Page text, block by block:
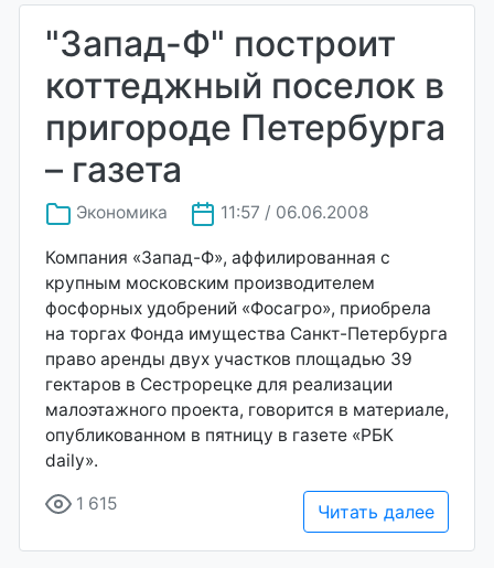
"Запад-Ф" построит
коттеджный поселок в
пригороде Петербурга
– газета
Экономика 11:57 / 06.06.2008
Компания «Запад-Ф», аффилированная с
крупным московским производителем
фосфорных удобрений «Фосагро», приобрела
на торгах Фонда имущества Санкт-Петербурга
право аренды двух участков площадью 39
гектаров в Сестрорецке для реализации
малоэтажного проекта, говорится в материале,
опубликованном в пятницу в газете «РБК
daily».
1 615 Читать далее